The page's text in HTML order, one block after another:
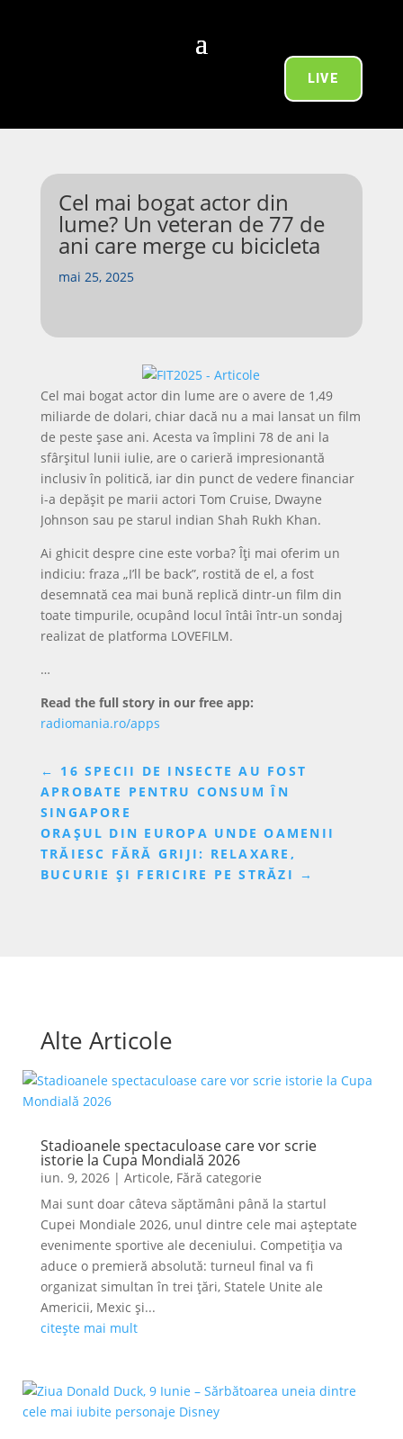
LIVE
Cel mai bogat actor din
lume? Un veteran de 77 de
ani care merge cu bicicleta
mai 25, 2025
Cel mai bogat actor din lume are o avere de 1,49
miliarde de dolari, chiar dacă nu a mai lansat un film
de peste șase ani. Acesta va împlini 78 de ani la
sfârșitul lunii iulie, are o carieră impresionantă
inclusiv în politică, iar din punct de vedere financiar
i-a depășit pe marii actori Tom Cruise, Dwayne
Johnson sau pe starul indian Shah Rukh Khan.
Ai ghicit despre cine este vorba? Îți mai oferim un
indiciu: fraza „I’ll be back”, rostită de el, a fost
desemnată cea mai bună replică dintr-un film din
toate timpurile, ocupând locul întâi într-un sondaj
realizat de platforma LOVEFILM.
…
Read the full story in our free app:
radiomania.ro/apps
← 16 SPECII DE INSECTE AU FOST
APROBATE PENTRU CONSUM ÎN
SINGAPORE
ORAȘUL DIN EUROPA UNDE OAMENII
TRĂIESC FĂRĂ GRIJI: RELAXARE,
BUCURIE ȘI FERICIRE PE STRĂZI →
Alte Articole
Stadioanele spectaculoase care vor scrie
istorie la Cupa Mondială 2026
iun. 9, 2026| Articole, Fără categorie
Mai sunt doar câteva săptămâni până la startul
Cupei Mondiale 2026, unul dintre cele mai așteptate
evenimente sportive ale deceniului. Competiția va
aduce o premieră absolută: turneul final va fi
organizat simultan în trei țări, Statele Unite ale
Americii, Mexic și...
citește mai mult